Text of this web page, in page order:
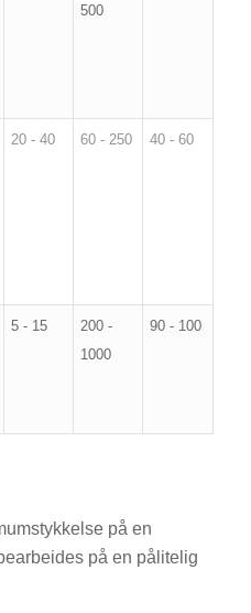
500
20 - 40 60 - 250 40 - 60
5 - 15
200 -
1000
90 - 100
på en
på en pålitelig